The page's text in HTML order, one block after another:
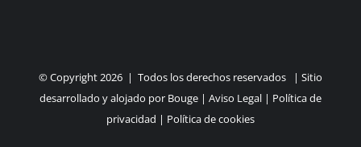
© Copyright2026 | Todos los derechos reservados | Sitio
desarrollado y alojado por Bouge | Aviso Legal | Política de
privacidad | Política de cookies